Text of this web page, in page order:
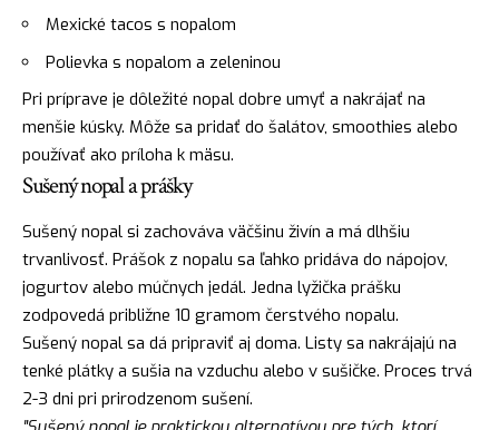
Mexické tacos s nopalom
Polievka s nopalom a zeleninou
Pri príprave je dôležité nopal dobre umyť a nakrájať na
menšie kúsky. Môže sa pridať do šalátov, smoothies alebo
používať ako príloha k mäsu.
Sušený nopal a prášky
Sušený nopal si zachováva väčšinu živín a má dlhšiu
trvanlivosť. Prášok z nopalu sa ľahko pridáva do nápojov,
jogurtov alebo múčnych jedál. Jedna lyžička prášku
zodpovedá približne 10 gramom čerstvého nopalu.
Sušený nopal sa dá pripraviť aj doma. Listy sa nakrájajú na
tenké plátky a sušia na vzduchu alebo v sušičke. Proces trvá
2-3 dni pri prirodzenom sušení.